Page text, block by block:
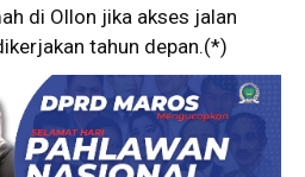
di Ollon jika akses jalan
tahun depan.(*)